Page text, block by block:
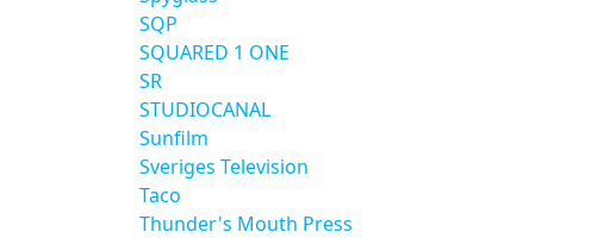
SQP
SQUARED 1 ONE
SR
STUDIOCANAL
Sunfilm
Sveriges Television
Taco
Thunder's Mouth Press